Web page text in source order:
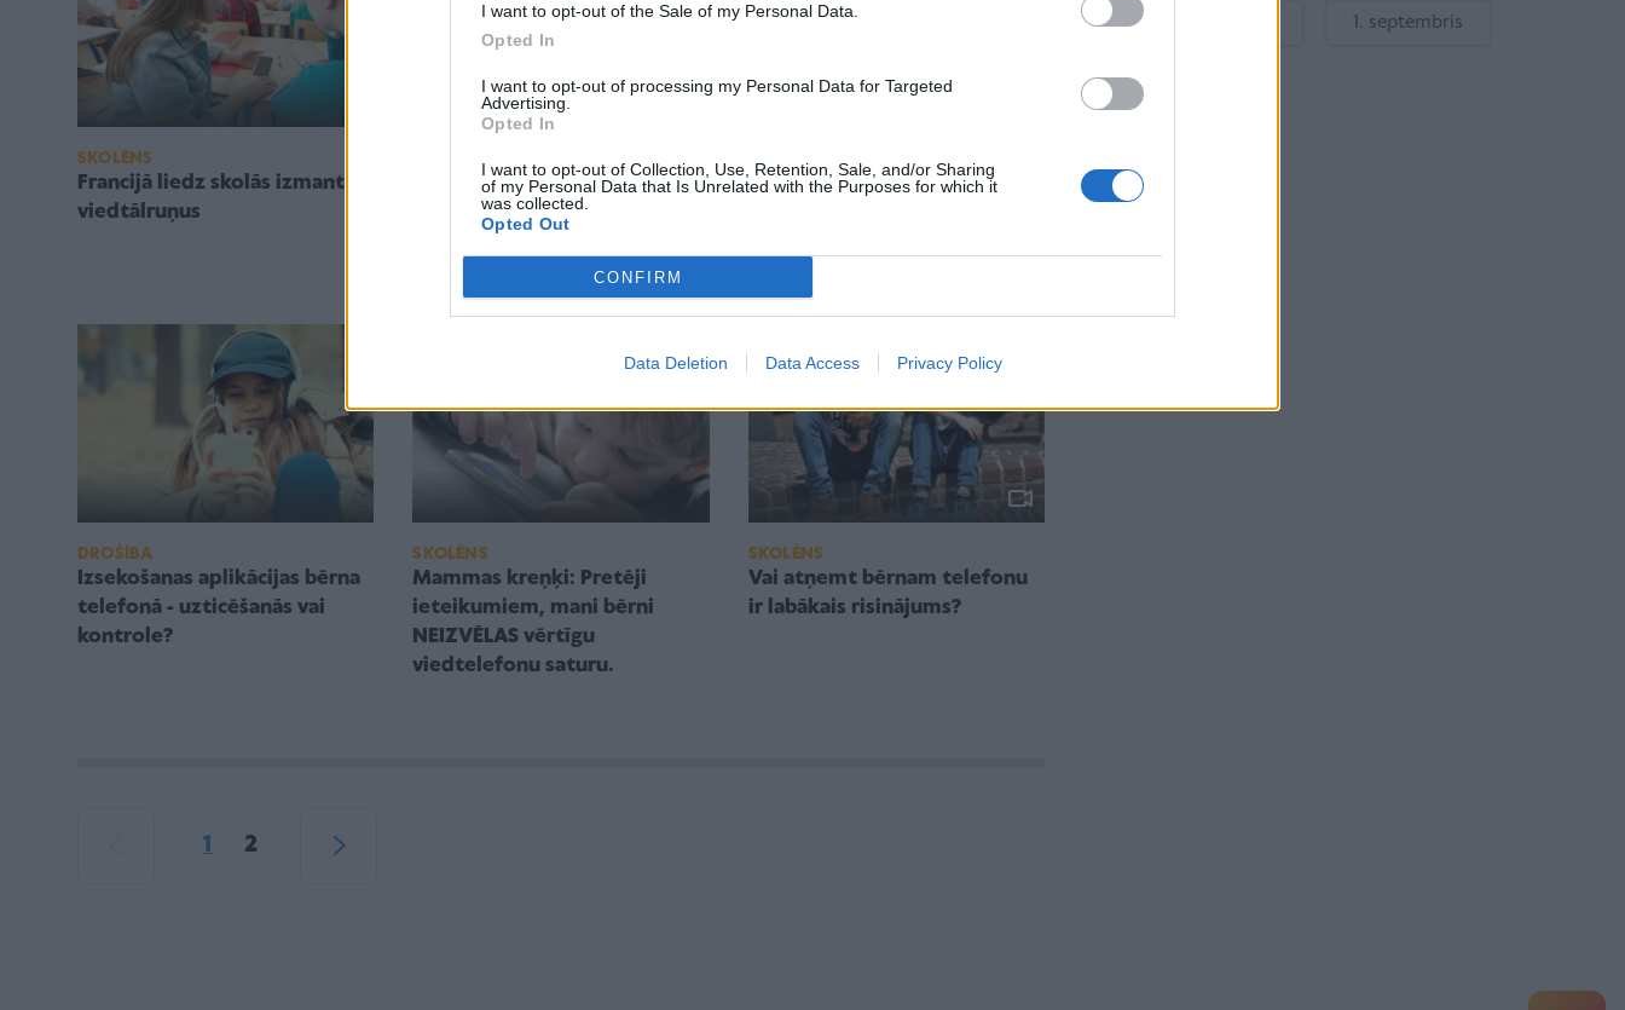
I want to opt-out of the Sale of my Personal Data.
Opted In
I want to opt-out of processing my Personal Data for Targeted
Advertising.
Opted In
I want to opt-out of Collection, Use, Retention, Sale, and/or Sharing
of my Personal Data that Is Unrelated with the Purposes for which it
was collected.
Opted Out
CONFIRM
Data Deletion Data Access Privacy Policy
SKOLĒNS
Francijā liedz skolās izmantot
viedtālruņus
SKOLĒNS
Viedtālrunis skolēnam 2018.
gadā. Ko un kā izvēlēties?
SKOLĒNS
Eksperte: Jauniešu digitālā
DROŠĪBA
Izsekošanas aplikācijas bērna
telefonā - uzticēšanās vai
kontrole?
SKOLĒNS
Mammas kreņķi: Pretēji
ieteikumiem, mani bērni
NEIZVĒLAS vērtīgu
viedtelefonu saturu.
SKOLĒNS
Vai atņemt bērnam telefonu
ir labākais risinājums?
1 2
Gatavošanās skolai 1. septembris